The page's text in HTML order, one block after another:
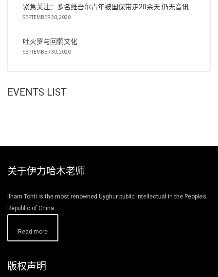
紧急关注：多名维吾尔青年被国保带走20余天 仍无音讯
SEPTEMBER 30, 2020
吐火罗与回鹘文化
SEPTEMBER 30, 2020
EVENTS LIST
关于伊力哈木老师
Ilham Tohti is the most renowned Uyghur public intellectual in the People’s
Republic of China.
Read more
版权声明